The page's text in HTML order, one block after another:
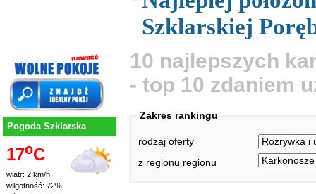
Pogoda Szklarska
17oC
wiatr: 2 km/h
wilgotność: 72%
Szklarskiej
10 najlepszych
- top 10 zdaniem
Zakres rankingu
rodzaj oferty
z regionu regionu